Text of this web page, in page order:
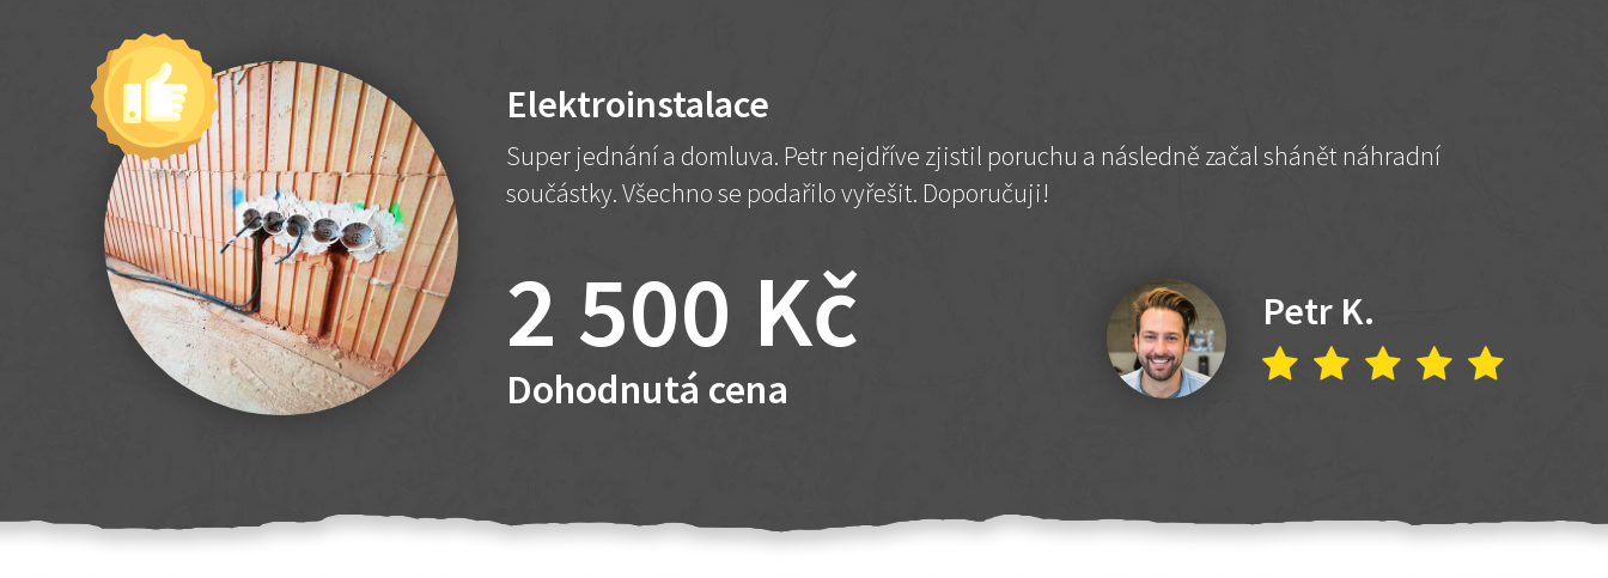
Elektroinstalace
Super jednání a domluva. Petr nejdříve zjistil poruchu a následně začal shánět náhradní
součástky. Všechno se podařilo vyřešit. Doporučuji!
2 500 Kč
Dohodnutá cena
Petr K.